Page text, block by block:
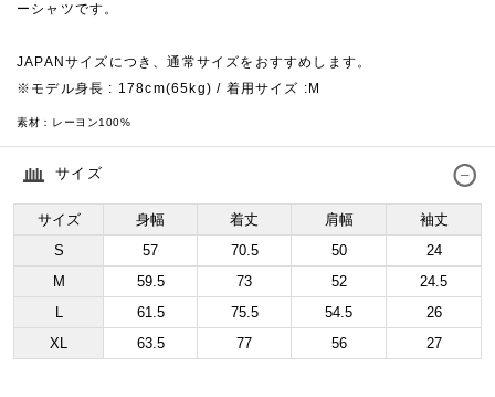
ーシャツです。
JAPANサイズにつき、通常サイズをおすすめします。
※モデル身長 : 178cm(65kg) / 着用サイズ :M
素材： レーヨン100%
サイズ
サイズ 身幅 着丈 肩幅
袖丈
S
57 70.5 50
24
M
59.5 73 52
24.5
L
61.5 75.5 54.5
26
XL
63.5 77 56 27